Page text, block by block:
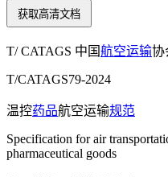
获取高清文档
T/ CATAGS 中国航空运输协
T/CATAGS79-2024
温控药品航空运输规范
Specification for air
pharmaceutical goods